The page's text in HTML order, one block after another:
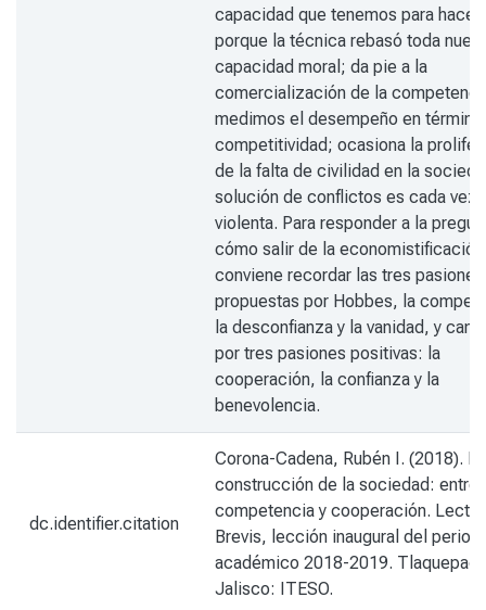
capacidad que tenemos para hacer
porque la técnica rebasó toda
capacidad moral; da pie a la
comercialización de la
medimos el desempeño en
competitividad; ocasiona la
de la falta de civilidad en la
solución de conflictos es cada vez
violenta. Para responder a la
cómo salir de la economistificación
conviene recordar las tres pasiones
propuestas por Hobbes, la
la desconfianza y la vanidad, y
por tres pasiones positivas: la
cooperación, la confianza y la
benevolencia.
dc.identifier.citation
Corona-Cadena, Rubén I. (2018). La
construcción de la sociedad: entre
competencia y cooperación. Lectio
Brevis, lección inaugural del
académico 2018-2019.
Jalisco: ITESO.